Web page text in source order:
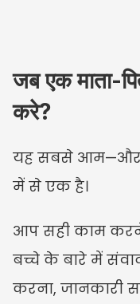
जब एक माता-
करे?
यह सबसे आम—और
में से एक है।
आप सही काम
बच्चे के बारे में
करना, जानकारी